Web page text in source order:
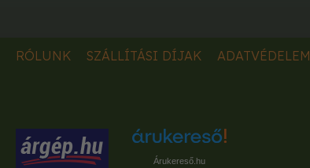
RÓLUNK SZÁLLÍTÁSI DÍJAK ADATVÉDELEM
Árukereső.hu